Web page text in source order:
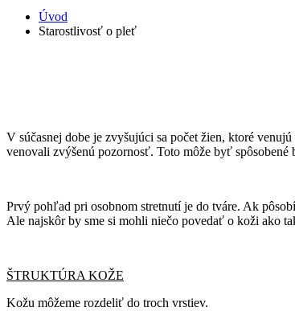
Úvod
Starostlivosť o pleť
V súčasnej dobe je zvyšujúci sa počet žien, ktoré
venovali zvýšenú pozornosť. Toto môže byť
Prvý pohľad pri osobnom stretnutí je do tváre. Ak
Ale najskôr by sme si mohli niečo povedať o koži ako
ŠTRUKTÚRA KOŽE
Kožu môžeme rozdeliť do troch vrstiev.